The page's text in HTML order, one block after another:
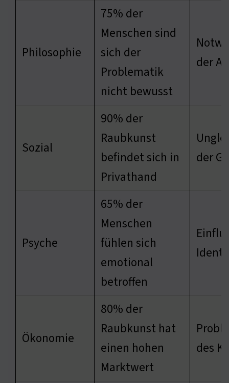
Philosophie
75% der
Menschen sind
sich der
Problematik
nicht bewusst
der
Sozial
90% der
Raubkunst
befindet sich in
Privathand
der
Psyche
65% der
Menschen
fühlen sich
emotional
betroffen
Ökonomie
80% der
Raubkunst hat
einen hohen
Marktwert
des